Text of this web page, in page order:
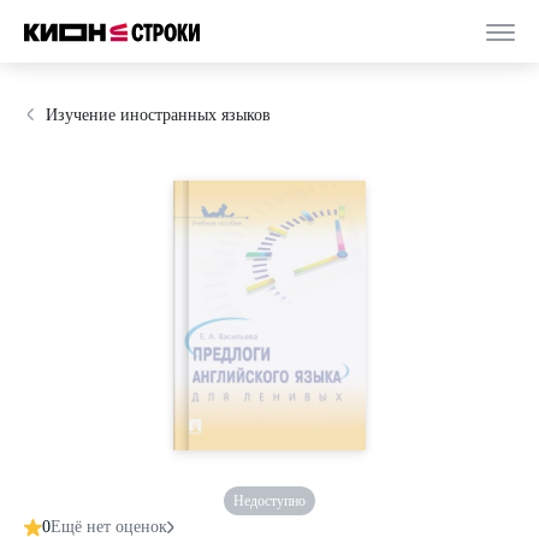
Изучение иностранных языков
Недоступно
0Ещё нет оценок